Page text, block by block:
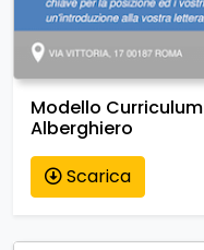
Modello Curriculum
Alberghiero
Scarica